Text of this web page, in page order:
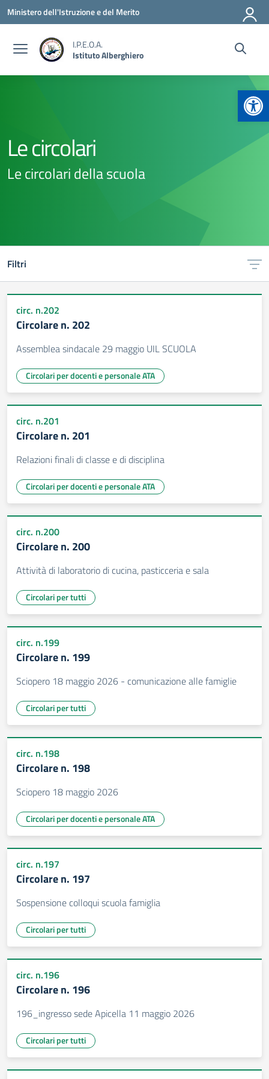
Vai ai contenuti
Vai al menu di navigazione
Vai al footer
Ministero dell'Istruzione e del Merito
I.P.E.O.A.
Istituto Alberghiero
Le circolari
Le circolari della scuola
Filtri
circ. n.202
Circolare n. 202
Assemblea sindacale 29 maggio UIL SCUOLA
Circolari per docenti e personale ATA
circ. n.201
Circolare n. 201
Relazioni finali di classe e di disciplina
Circolari per docenti e personale ATA
circ. n.200
Circolare n. 200
Attività di laboratorio di cucina, pasticceria e sala
Circolari per tutti
circ. n.199
Circolare n. 199
Sciopero 18 maggio 2026 - comunicazione alle famiglie
Circolari per tutti
circ. n.198
Circolare n. 198
Sciopero 18 maggio 2026
Circolari per docenti e personale ATA
circ. n.197
Circolare n. 197
Sospensione colloqui scuola famiglia
Circolari per tutti
circ. n.196
Circolare n. 196
196_ingresso sede Apicella 11 maggio 2026
Circolari per tutti